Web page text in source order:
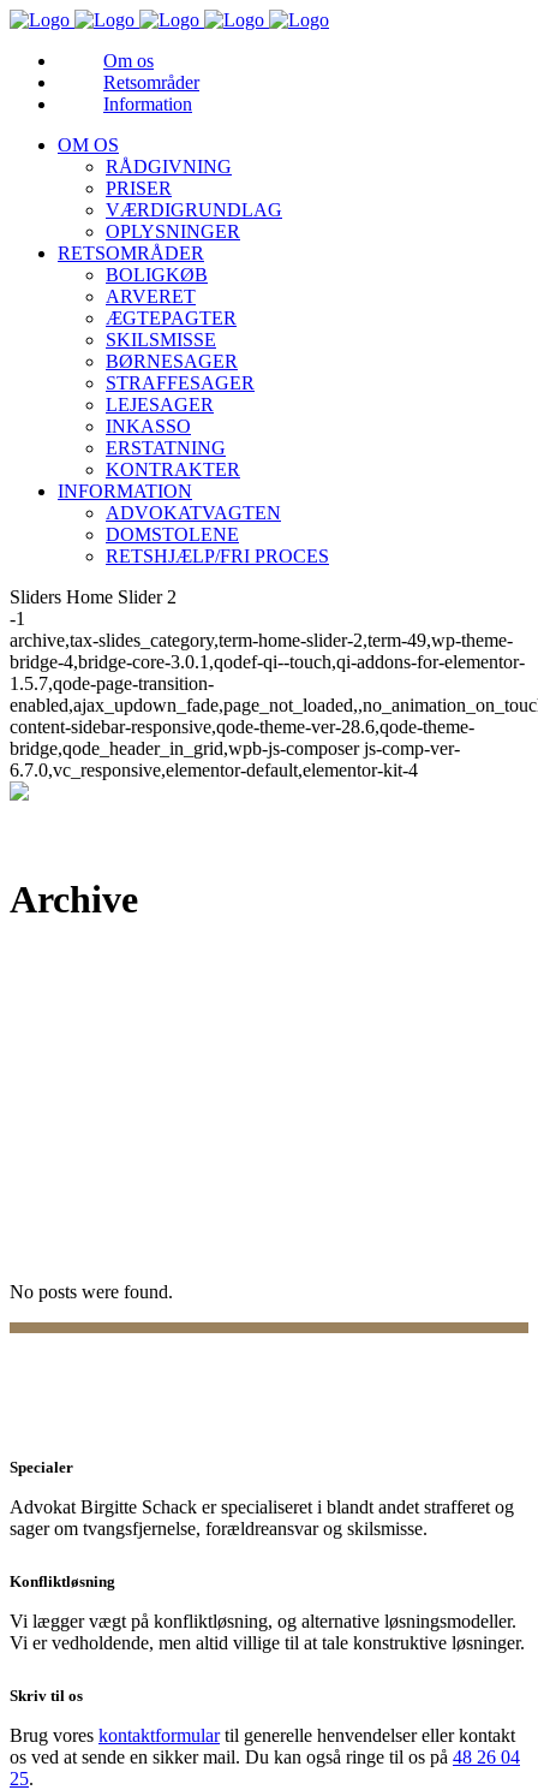
Om os
Retsområder
Information
OM OS
RÅDGIVNING
PRISER
VÆRDIGRUNDLAG
OPLYSNINGER
RETSOMRÅDER
BOLIGKØB
ARVERET
ÆGTEPAGTER
SKILSMISSE
BØRNESAGER
STRAFFESAGER
LEJESAGER
INKASSO
ERSTATNING
KONTRAKTER
INFORMATION
ADVOKATVAGTEN
DOMSTOLENE
RETSHJÆLP/FRI PROCES
Sliders Home Slider 2
-1
archive,tax-slides_category,term-home-slider-2,term-49,wp-theme-
bridge-4,bridge-core-3.0.1,qodef-qi--touch,qi-addons-for-elementor-
1.5.7,qode-page-transition-
content-sidebar-responsive,qode-theme-ver-28.6,qode-theme-
bridge,qode_header_in_grid,wpb-js-composer js-comp-ver-
6.7.0,vc_responsive,elementor-default,elementor-kit-4
Archive
No posts were found.
Specialer
Advokat Birgitte Schack er specialiseret i blandt andet strafferet og
sager om tvangsfjernelse, forældreansvar og skilsmisse.
Konfliktløsning
Vi lægger vægt på konfliktløsning, og alternative løsningsmodeller.
Vi er vedholdende, men altid villige til at tale konstruktive løsninger.
Skriv til os
Brug vores kontaktformulartil generelle henvendelser eller kontakt
os ved at sende en sikker mail. Du kan også ringe til os på 48 26 04
25.